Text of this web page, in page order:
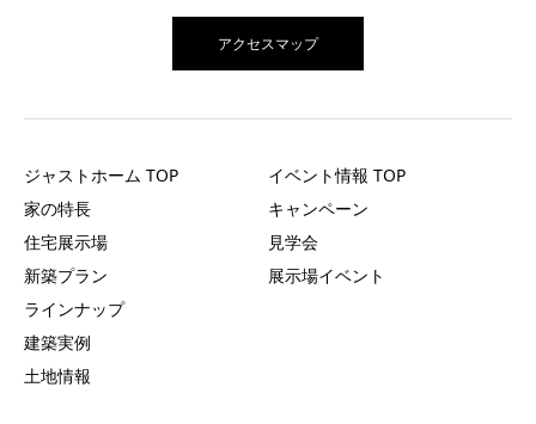
アクセスマップ
ジャストホーム TOP
家の特長
住宅展示場
新築プラン
ラインナップ
建築実例
土地情報
イベント情報 TOP
キャンペーン
見学会
展示場イベント